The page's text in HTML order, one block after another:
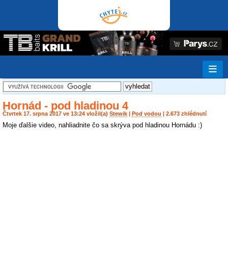
Hornád - pod hladinou 4
Čtvrtek 17. srpna 2017 ve 13:24 vložil(a) Stewik Pod vodou | 2.673 zhlédnutí
Moje ďalšie video, nahliadnite čo sa skrýva pod hladinou Hornádu :)